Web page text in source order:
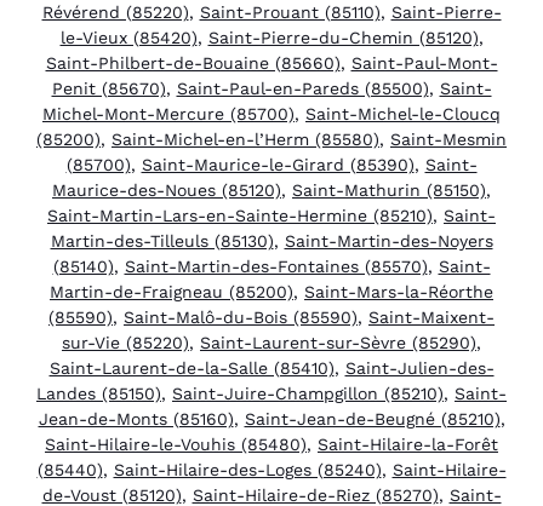
Révérend (85220), Saint-Prouant (85110), Saint-Pierre-
le-Vieux (85420), Saint-Pierre-du-Chemin (85120),
Saint-Philbert-de-Bouaine (85660), Saint-Paul-Mont-
Penit (85670), Saint-Paul-en-Pareds (85500), Saint-
Michel-Mont-Mercure (85700), Saint-Michel-le-Cloucq
(85200), Saint-Michel-en-l’Herm (85580), Saint-Mesmin
(85700), Saint-Maurice-le-Girard (85390), Saint-
Maurice-des-Noues (85120), Saint-Mathurin (85150),
Saint-Martin-Lars-en-Sainte-Hermine (85210), Saint-
Martin-des-Tilleuls (85130), Saint-Martin-des-Noyers
(85140), Saint-Martin-des-Fontaines (85570), Saint-
Martin-de-Fraigneau (85200), Saint-Mars-la-Réorthe
(85590), Saint-Malô-du-Bois (85590), Saint-Maixent-
sur-Vie (85220), Saint-Laurent-sur-Sèvre (85290),
Saint-Laurent-de-la-Salle (85410), Saint-Julien-des-
Landes (85150), Saint-Juire-Champgillon (85210), Saint-
Jean-de-Monts (85160), Saint-Jean-de-Beugné (85210),
Saint-Hilaire-le-Vouhis (85480), Saint-Hilaire-la-Forêt
(85440), Saint-Hilaire-des-Loges (85240), Saint-Hilaire-
de-Voust (85120), Saint-Hilaire-de-Riez (85270), Saint-